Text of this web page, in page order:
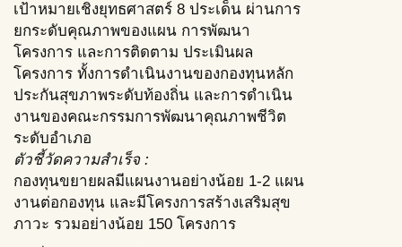
เป้าหมายเชิงยุทธศาสตร์ 8 ประเด็น ผ่านการ
ยกระดับคุณภาพของแผน การพัฒนา
โครงการ และการติดตาม ประเมินผล
โครงการ ทั้งการดำเนินงานของกองทุนหลัก
ประกันสุขภาพระดับท้องถิ่น และการดำเนิน
งานของคณะกรรมการพัฒนาคุณภาพชีวิต
ระดับอำเภอ
ตัวชี้วัดความสำเร็จ :
กองทุนขยายผลมีแผนงานอย่างน้อย 1-2 แผน
งานต่อกองทุน และมีโครงการสร้างเสริมสุข
ภาวะ รวมอย่างน้อย 150 โครงการ